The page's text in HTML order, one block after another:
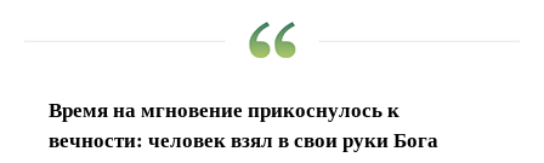
Время на мгновение прикоснулось к
вечности: человек взял в свои руки Бога